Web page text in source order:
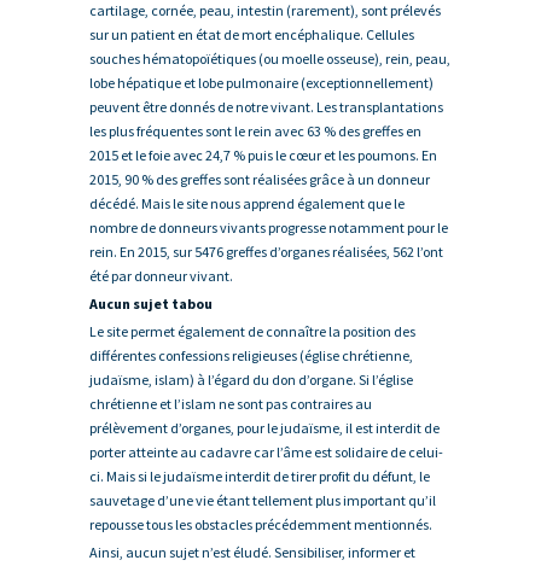
cartilage, cornée, peau, intestin (rarement), sont prélevés
sur un patient en état de mort encéphalique. Cellules
souches hématopoïétiques (ou moelle osseuse), rein, peau,
lobe hépatique et lobe pulmonaire (exceptionnellement)
peuvent être donnés de notre vivant. Les transplantations
les plus fréquentes sont le rein avec 63 % des greffes en
2015 et le foie avec 24,7 % puis le cœur et les poumons. En
2015, 90 % des greffes sont réalisées grâce à un donneur
décédé. Mais le site nous apprend également que le
nombre de donneurs vivants progresse notamment pour le
rein. En 2015, sur 5476 greffes d’organes réalisées, 562 l’ont
été par donneur vivant.
Aucun sujet tabou
Le site permet également de connaître la position des
différentes confessions religieuses (église chrétienne,
judaïsme, islam) à l’égard du don d’organe. Si l’église
chrétienne et l’islam ne sont pas contraires au
prélèvement d’organes, pour le judaïsme, il est interdit de
porter atteinte au cadavre car l’âme est solidaire de celui-
ci. Mais si le judaïsme interdit de tirer profit du défunt, le
sauvetage d’une vie étant tellement plus important qu’il
repousse tous les obstacles précédemment mentionnés.
Ainsi, aucun sujet n’est éludé. Sensibiliser, informer et